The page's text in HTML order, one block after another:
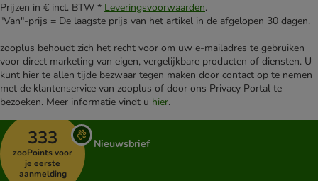
Prijzen in € incl. BTW * Leveringsvoorwaarden.
"Van"-prijs = De laagste prijs van het artikel in de afgelopen 30 dagen.
zooplus behoudt zich het recht voor om uw e-mailadres te gebruiken
voor direct marketing van eigen, vergelijkbare producten of diensten. U
kunt hier te allen tijde bezwaar tegen maken door contact op te nemen
met de klantenservice van zooplus of door ons Privacy Portal te
bezoeken. Meer informatie vindt u hier.
333
zooPoints voor
je eerste
aanmelding
Nieuwsbrief